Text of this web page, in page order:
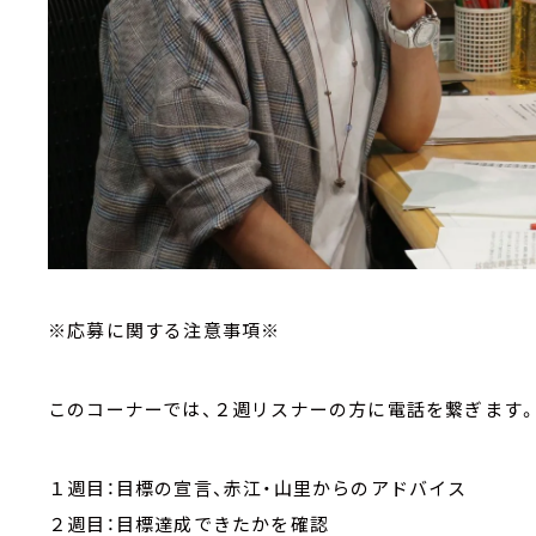
※応募に関する注意事項※
このコーナーでは、２週リスナーの方に電話を繋ぎます
１週目：目標の宣言、赤江・山里からのアドバイス
２週目：目標達成できたかを確認